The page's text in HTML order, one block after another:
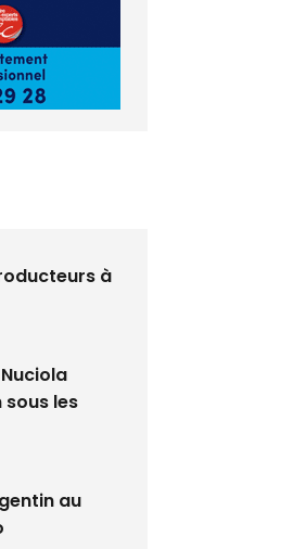
à
les
au